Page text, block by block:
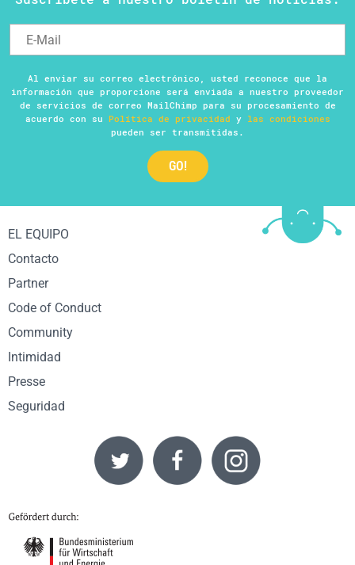
Al enviar su correo electrónico, usted reconoce que la
información que proporcione será enviada a nuestro proveedor
de servicios de correo MailChimp para su procesamiento de
acuerdo con su Política de privacidad y las condiciones
pueden ser transmitidas.
EL EQUIPO
Contacto
Partner
Code of Conduct
Community
Intimidad
Presse
Seguridad